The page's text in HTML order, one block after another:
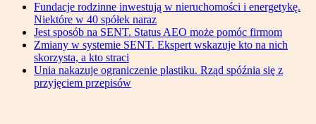
Fundacje rodzinne inwestują w nieruchomości i energetykę.
Niektóre w 40 spółek naraz
Jest sposób na SENT. Status AEO może pomóc firmom
Zmiany w systemie SENT. Ekspert wskazuje kto na nich
skorzysta, a kto straci
Unia nakazuje ograniczenie plastiku. Rząd spóźnia się z
przyjęciem przepisów